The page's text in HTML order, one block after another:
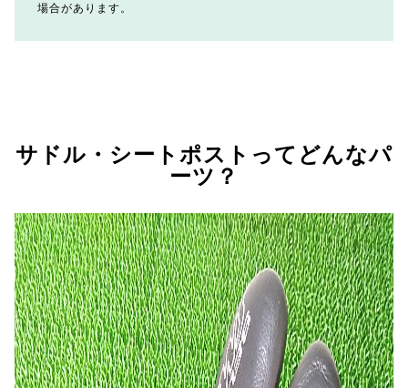
場合があります。
サドル・シートポストってどんなパ
ーツ？